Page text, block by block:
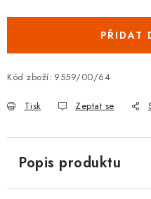
STAVEBNÍ POUZDRA
SCHRÁNKY NA KLÍČE
TREZORY
PŘIDAT
Kód zboží: 9559/00/64
Tisk Zeptat se
Popis produktu